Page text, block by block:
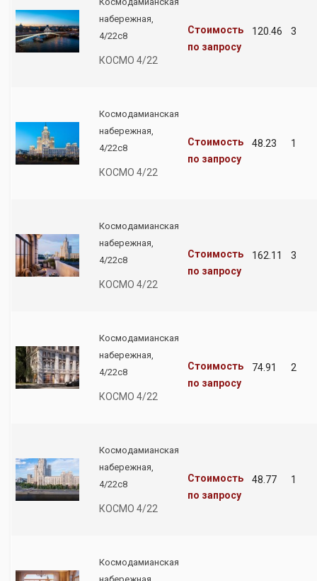
набережная,
4/22с8
КОСМО 4/22
Стоимость
по запросу
120.46 3
Космодамианская
набережная,
4/22с8
КОСМО 4/22
Стоимость
по запросу
48.23 1
Космодамианская
набережная,
4/22с8
КОСМО 4/22
Стоимость
по запросу
162.11 3
Космодамианская
набережная,
4/22с8
КОСМО 4/22
Стоимость
по запросу
74.91 2
Космодамианская
набережная,
4/22с8
КОСМО 4/22
Стоимость
по запросу
48.77 1
Космодамианская